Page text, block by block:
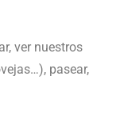
ver nuestros
pasear,